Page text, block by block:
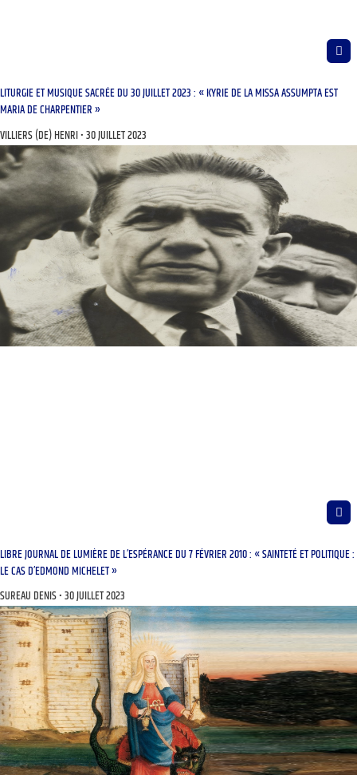
LITURGIE ET MUSIQUE SACRÉE DU 30 JUILLET 2023 : « KYRIE DE LA MISSA ASSUMPTA EST
MARIA DE CHARPENTIER »
VILLIERS (DE) HENRI 30 JUILLET 2023
LIBRE JOURNAL DE LUMIÈRE DE L’ESPÉRANCE DU 7 FÉVRIER 2010 : « SAINTETÉ ET POLITIQUE :
LE CAS D’EDMOND MICHELET »
SUREAU DENIS 30 JUILLET 2023